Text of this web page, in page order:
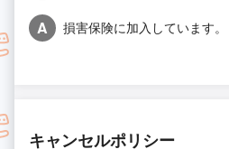
A 損害保険に加入しています。
キャンセルポリシー